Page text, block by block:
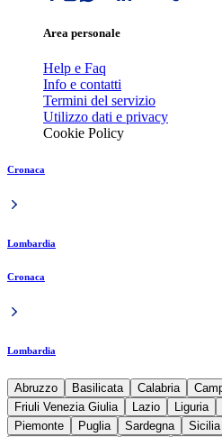
Area personale
Help e Faq
Info e contatti
Termini del servizio
Utilizzo dati e privacy
Cookie Policy
Cronaca
Lombardia
Cronaca
Lombardia
Abruzzo Basilicata Calabria
Friuli Venezia Giulia
Lazio Liguria
Piemonte
Puglia Sardegna Sicilia